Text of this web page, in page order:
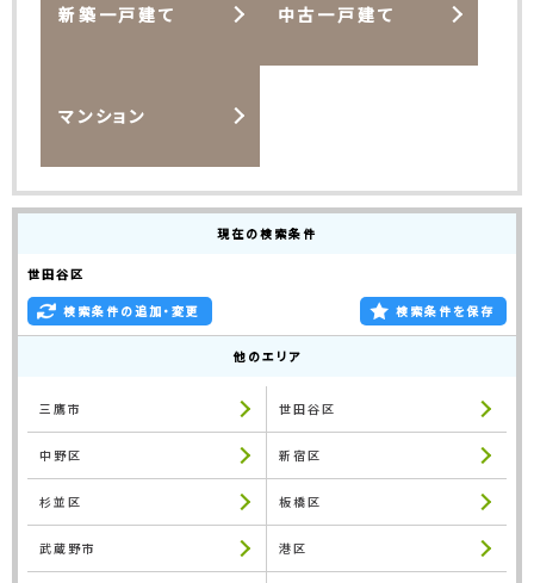
新築一戸建て 中古一戸建て
マンション
現在の検索条件
世田谷区
検索条件の追加・変更 検索条件を保存
他のエリア
三鷹市 世田谷区
中野区 新宿区
杉並区 板橋区
武蔵野市 港区